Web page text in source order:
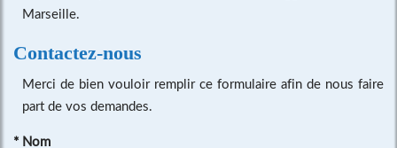
Marseille.
Contactez-nous
Merci de bien vouloir remplir ce formulaire afin de nous faire
part de vos demandes.
* Nom